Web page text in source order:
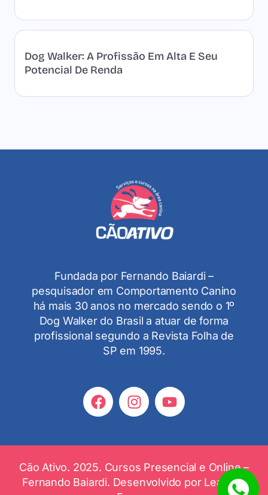
Dog Walker: A Profissão Em Alta E Seu
Potencial De Renda
Fundada por Fernando Baiardi –
pesquisador em Comportamento Canino
há mais 30 anos no mercado sendo o 1º
Dog Walker do Brasil a atuar de forma
profissional segundo a Revista Folha de
SP em 1995.
Cão Ativo. 2025. Cursos Presencial e Online –
Fernando Baiardi. Desenvolvido por Leandro